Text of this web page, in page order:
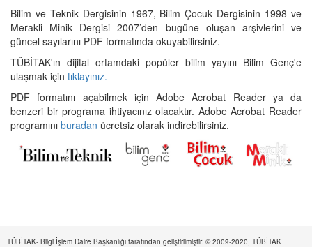
Bilim ve Teknik Dergisinin 1967, Bilim Çocuk Dergisinin 1998 ve
Merakli Minik Dergisi 2007’den bugüne oluşan arşivlerini ve
güncel sayılarını PDF formatında okuyabilirsiniz.
TÜBİTAK'ın dijital ortamdaki popüler bilim yayını Bilim Genç'e
ulaşmak için tıklayınız.
PDF formatını açabilmek için Adobe Acrobat Reader ya da
benzeri bir programa ihtiyacınız olacaktır. Adobe Acrobat Reader
programını buradan ücretsiz olarak indirebilirsiniz.
TÜBİTAK- Bilgi İşlem Daire Başkanlığı tarafından geliştirilmiştir. © 2009-2020, TÜBİTAK